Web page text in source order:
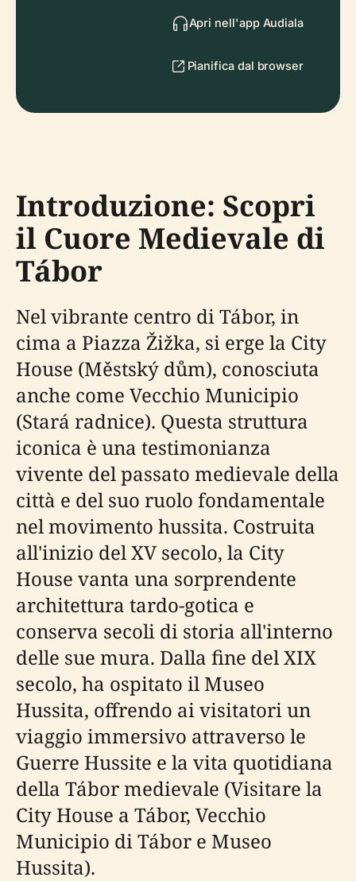
Apri nell'app Audiala
Pianifica dal browser
Introduzione: Scopri
il Cuore Medievale di
Tábor
Nel vibrante centro di Tábor, in
cima a Piazza Žižka, si erge la City
House (Městský dům), conosciuta
anche come Vecchio Municipio
(Stará radnice). Questa struttura
iconica è una testimonianza
vivente del passato medievale della
città e del suo ruolo fondamentale
nel movimento hussita. Costruita
all'inizio del XV secolo, la City
House vanta una sorprendente
architettura tardo-gotica e
conserva secoli di storia all'interno
delle sue mura. Dalla fine del XIX
secolo, ha ospitato il Museo
Hussita, offrendo ai visitatori un
viaggio immersivo attraverso le
Guerre Hussite e la vita quotidiana
della Tábor medievale (Visitare la
City House a Tábor, Vecchio
Municipio di Tábor e Museo
Hussita).